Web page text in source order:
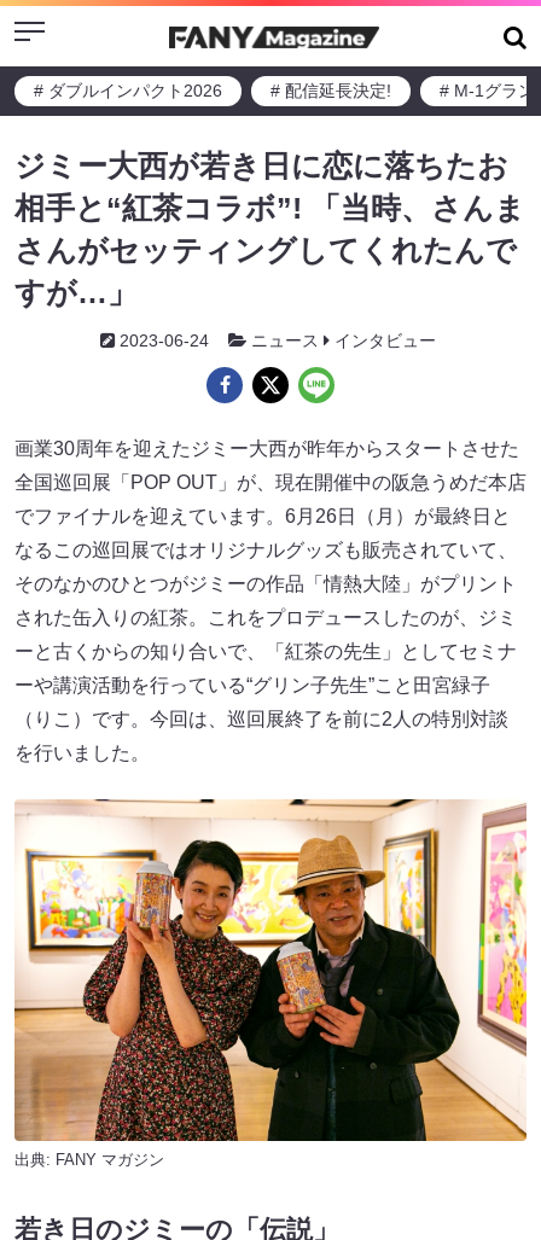
Menu
# ダブルインパクト2026 # 配信延長決定! # M-1グラン
ジミー大西が若き日に恋に落ちたお
相手と“紅茶コラボ”! 「当時、さんま
さんがセッティングしてくれたんで
すが…」
2023-06-24 ニュース インタビュー
画業30周年を迎えたジミー大西が昨年からスタートさせた
全国巡回展「POP OUT」が、現在開催中の阪急うめだ本店
でファイナルを迎えています。6月26日（月）が最終日と
なるこの巡回展ではオリジナルグッズも販売されていて、
そのなかのひとつがジミーの作品「情熱大陸」がプリント
された缶入りの紅茶。これをプロデュースしたのが、ジミ
ーと古くからの知り合いで、「紅茶の先生」としてセミナ
ーや講演活動を行っている“グリン子先生”こと田宮緑子
（りこ）です。今回は、巡回展終了を前に2人の特別対談
を行いました。
出典: FANY マガジン
若き日のジミーの「伝説」